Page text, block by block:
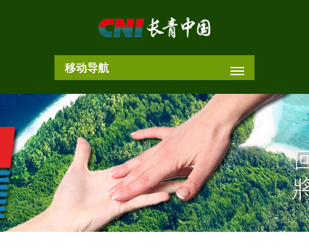
移动导航